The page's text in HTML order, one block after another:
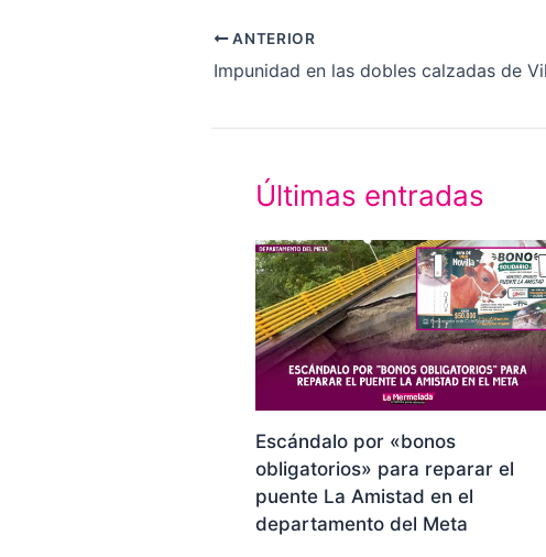
ANTERIOR
Últimas entradas
Escándalo por «bonos
obligatorios» para reparar el
puente La Amistad en el
departamento del Meta